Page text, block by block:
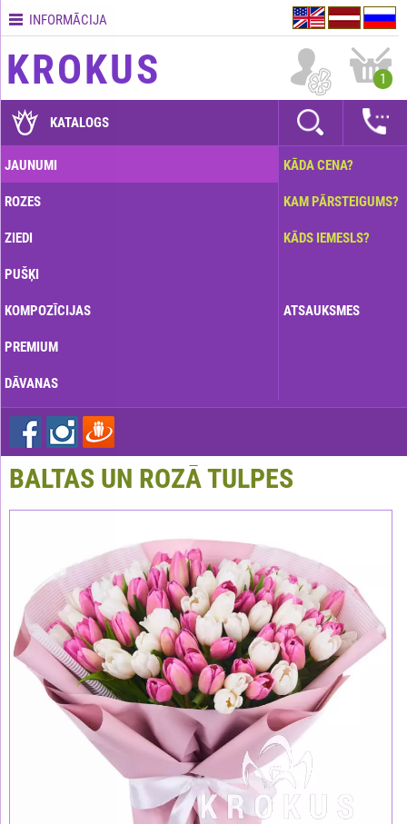
Kontakti
Piegādes
GARANTIJAS
Kā
apmaksāt?
Kā
pasūtījumu?
INFORMĀCIJA
KROKUS 1
KATALOGS
JAUNUMI
ROZES
ZIEDI
PUŠĶI
KOMPOZĪCIJAS
PREMIUM
DĀVANAS
KĀDA CENA?
KAM PĀRSTEIGUMS?
KĀDS IEMESLS?
ATSAUKSMES
BALTAS UN ROZĀ TULPES